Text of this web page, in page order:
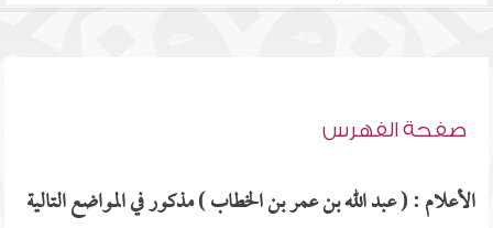
صفحة الفهرس
الأعلام : ( عبد الله بن عمر بن الخطاب ) مذكور في المواضع التالية